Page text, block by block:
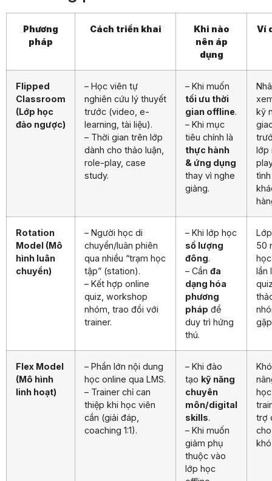
Phương
pháp
Cách triển khai
Khi nào
nên áp
dụng
Ví
Flipped
Classroom
(Lớp học
đảo ngược)
– Học viên tự
nghiên cứu lý thuyết
trước (video, e-
learning, tài liệu).
– Thời gian trên lớp
dành cho thảo luận,
role-play, case
study.
– Khi muốn
tối ưu thời
gian offline.
– Khi mục
tiêu chính là
thực hành
& ứng dụng
thay vì nghe
giảng.
kỹ
lớp
Rotation
Model (Mô
hình luân
chuyển)
– Người học di
chuyển/luân phiên
qua nhiều “trạm học
tập” (station).
– Kết hợp online
quiz, workshop
nhóm, trao đổi với
trainer.
– Khi lớp học
số lượng
đông.
– Cần đa
dạng hóa
phương
pháp để
duy trì hứng
thú.
50
lần
Flex Model
(Mô hình
linh hoạt)
– Phần lớn nội dung
học online qua LMS.
– Trainer chỉ can
thiệp khi học viên
cần (giải đáp,
coaching 1:1).
– Khi đào
tạo kỹ năng
chuyên
môn/digital
skills.
– Khi muốn
giảm phụ
thuộc vào
lớp học
trợ